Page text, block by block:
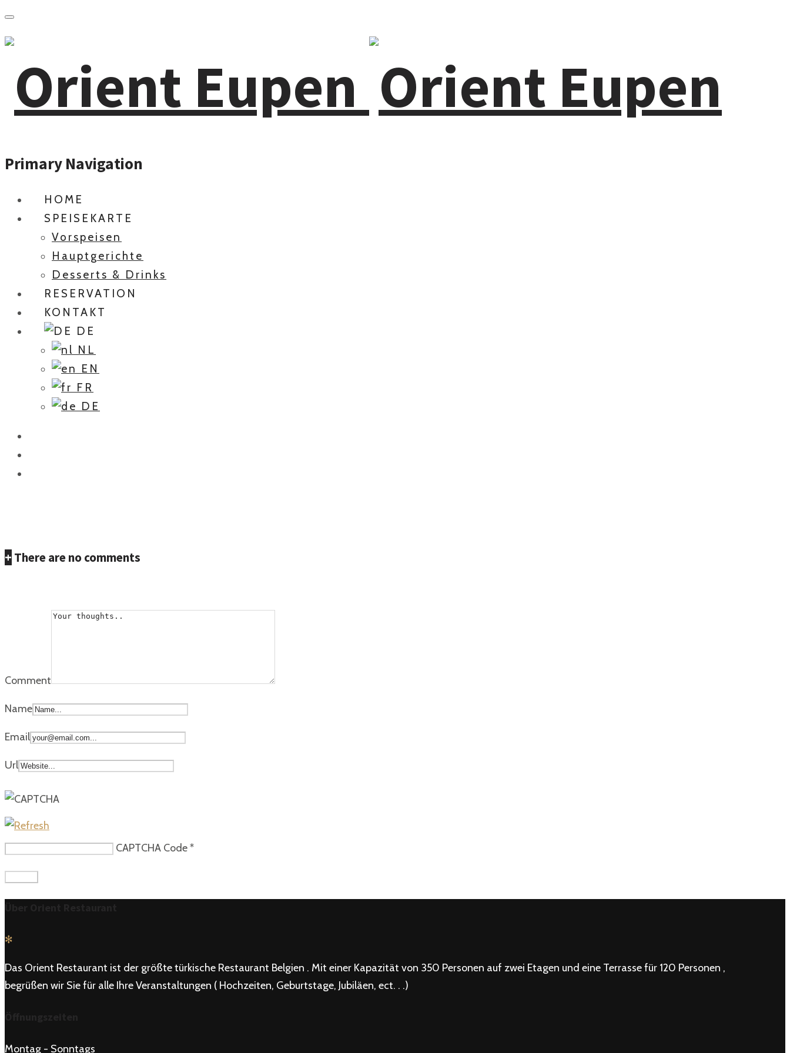
Primary Navigation
HOME
SPEISEKARTE
Vorspeisen
Hauptgerichte
Desserts & Drinks
RESERVATION
KONTAKT
DE
NL
EN
FR
DE
+ There are no comments
Comment
Name
Email
Url
CAPTCHA Code*
✻
Das Orient Restaurant ist der größte türkische Restaurant Belgien . Mit einer Kapazität von 350 Personen auf zwei Etagen und eine Terrasse für 120 Personen ,
begrüßen wir Sie für alle Ihre Veranstaltungen ( Hochzeiten, Geburtstage, Jubiläen, ect. . .)
Montag - Sonntags